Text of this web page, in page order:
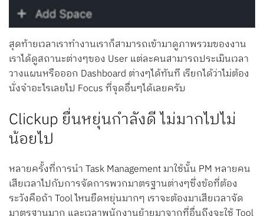
สุดท้ายเวลาเราทำงานเราก็สามารถเข้ามาดูภาพรวมของงาน
เราได้ดูสถานะต่างๆของ User แต่ละคนสามารถประเมินเวลา
วางแผนหรือออก Dashboard ต่างๆได้ทันที เรียกได้ว่าไม่ต้อง
นั่งจำอะไรเลยไป Focus ที่จุดอื่นๆได้เลยครับ
Clickup ยื่นหยุ่นกำลังดี ไม่มากไปไม่
น้อยไป
หลายครั้งที่การนำ Task Management มาใช้นั้น PM หลายคน
เสียเวลาไปกับการจัดการพวกมาตรฐานต่างๆซึ่งข้อที่ต้อง
ระวังคือถ้า Tool ไหนยืดหยุ่นมากๆ เราจะต้องมาเสียเวลาจัด